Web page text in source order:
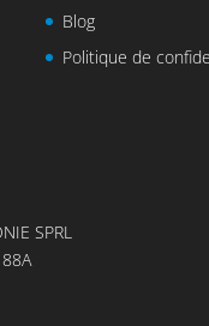
Blog
Politique de
SPRL